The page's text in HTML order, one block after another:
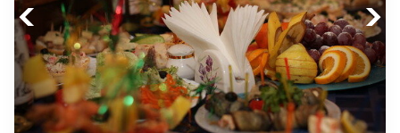
Previous Next